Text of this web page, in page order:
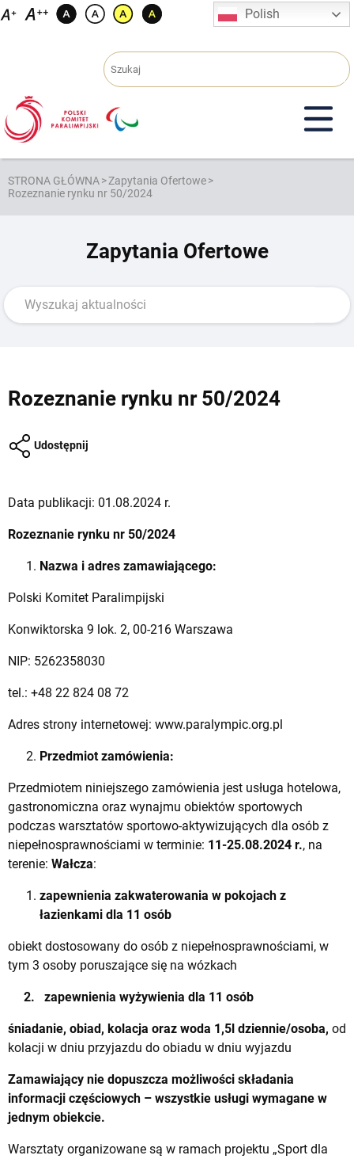
Przejdź
Polish
STRONA GŁÓWNA>Zapytania Ofertowe>
Rozeznanie rynku nr 50/2024
Zapytania Ofertowe
Rozeznanie rynku nr 50/2024
Udostępnij
Data publikacji: 01.08.2024 r.
Rozeznanie rynku nr 50/2024
Nazwa i adres zamawiającego:
Polski Komitet Paralimpijski
Konwiktorska 9 lok. 2, 00-216 Warszawa
NIP: 5262358030
tel.: +48 22 824 08 72
Adres strony internetowej: www.paralympic.org.pl
Przedmiot zamówienia:
Przedmiotem niniejszego zamówienia jest usługa hotelowa,
gastronomiczna oraz wynajmu obiektów sportowych
podczas warsztatów sportowo-aktywizujących dla osób z
niepełnosprawnościami w terminie: 11-25.08.2024 r., na
terenie: Wałcza:
zapewnienia zakwaterowania w pokojach z
łazienkami dla 11 osób
obiekt dostosowany do osób z niepełnosprawnościami, w
tym 3 osoby poruszające się na wózkach
2. zapewnienia wyżywienia dla 11 osób
śniadanie, obiad, kolacja oraz woda 1,5l dziennie/osoba, od
kolacji w dniu przyjazdu do obiadu w dniu wyjazdu
Zamawiający nie dopuszcza możliwości składania
informacji częściowych – wszystkie usługi wymagane w
jednym obiekcie.
Warsztaty organizowane są w ramach projektu „Sport dla